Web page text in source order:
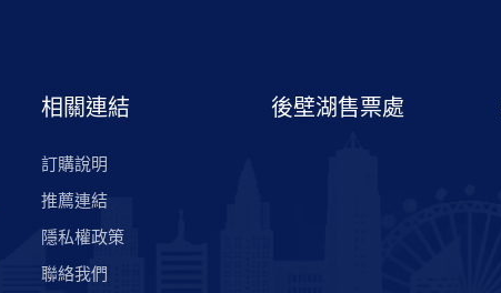
相關連結
訂購說明
推薦連結
隱私權政策
聯絡我們
後壁湖售票處